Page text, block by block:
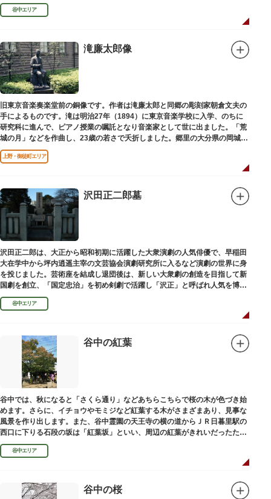
谷中エリア
滝廉太郎像
旧東京音楽奏楽堂前の銅像です。作者は滝廉太郎と同郷の彫刻家朝倉文夫の
手によるものです。滝は明治27年（1894）に東京音楽学校に入学、のちに
研究科に進んで、ピアノ授業の嘱託となり音楽家として世に出ました。「荒
城の月」などを作曲し、23歳の若さで夭折しました。郷里の大分県の岡城趾
にも同じ像が置かれています。
上野・御徒町エリア
沢田正二郎墓
沢田正二郎は、大正から昭和初期に活躍した大衆演劇の人気俳優で、早稲田
大在学中から坪内逍遥主宰の文芸協会演劇研究所に入るなど演劇の世界に身
を投じました。芸術座を結成し退団後は、新しい大衆劇の創造を目指して新
国劇を創立、「国定忠治」を初め剣劇で活躍し「沢正」と呼ばれ人気を博し
ました。お墓は谷中霊園にあります。
谷中エリア
谷中の紅葉
谷中では、秋になると「さくら通り」などあちらこちらで桜の木が色づき始
めます。さらに、イチョウやモミジなど紅葉する木がさまざまあり、見事な
風景を作り出します。また、谷中霊園の天王寺の横の道からＪＲ日暮里駅の
西口に下りる石段の坂は「紅葉坂」といい、周辺の紅葉がきれいだったため
このように命名されたという説があります。
谷中エリア
谷中の桜